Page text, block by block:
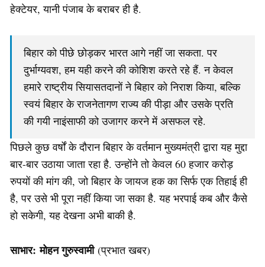
हेक्टेयर, यानी पंजाब के बराबर ही है.
बिहार को पीछे छोड़कर भारत आगे नहीं जा सकता. पर
दुर्भाग्यवश, हम यही करने की कोशिश करते रहे हैं. न केवल
हमारे राष्ट्रीय सियासतदानों ने बिहार को निराश किया, बल्कि
स्वयं बिहार के राजनेतागण राज्य की पीड़ा और उसके प्रति
की गयी नाइंसाफी को उजागर करने में असफल रहे.
पिछले कुछ वर्षों के दौरान बिहार के वर्तमान मुख्यमंत्री द्वारा यह मुद्दा
बार-बार उठाया जाता रहा है. उन्होंने तो केवल 60 हजार करोड़
रुपयों की मांग की, जो बिहार के जायज हक का सिर्फ एक तिहाई ही
है, पर उसे भी पूरा नहीं किया जा सका है. यह भरपाई कब और कैसे
हो सकेगी, यह देखना अभी बाकी है.
साभार: मोहन गुरुस्वामी (प्रभात खबर)